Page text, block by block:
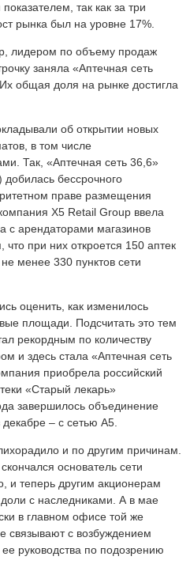
так как за три
рынка был на уровне 17%.
лидером по объему продаж
заняла «Аптечная сеть
общая доля на рынке достигла
об открытии новых
в том числе
Так, «Аптечная сеть 36,6»
бессрочного
праве размещения
X5 Retail Group ввела
с арендаторами магазинов
что при них откроется 150 аптек
менее 330 пунктов сети
оценить, как изменилось
площади. Подсчитать это тем
рекордным по количеству
и здесь стала «Аптечная сеть
приобрела российский
«Старый лекарь»
завершилось объединение
– с сетью А5.
и по другим причинам.
основатель сети
и теперь другим акционерам
с наследниками. А в мае
в главном офисе той же
связывают с возбуждением
руководства по подозрению